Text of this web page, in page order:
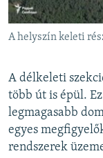
A helyszín keleti
A délkeleti
több út is épül.
legmagasabb
egyes
rendszerek